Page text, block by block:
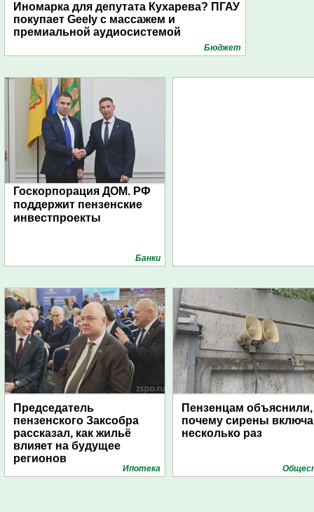
Иномарка для депутата Кухарева? ПГАУ
покупает Geely с массажем и
премиальной аудиосистемой
Бюджет
Госкорпорация ДОМ. РФ
поддержит пензенские
инвестпроекты
Банки
Председатель
пензенского Заксобра
рассказал, как жильё
влияет на будущее
регионов
Ипотека
Пензенцам объяснили,
почему сирены
несколько раз